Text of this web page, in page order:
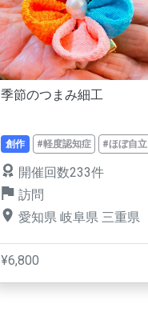
季節のつまみ細工
創作 #軽度認知症 #ほぼ自立
開催回数233件
訪問
愛知県 岐阜県 三重県
¥6,800